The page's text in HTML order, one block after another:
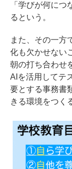
「学びが何に
るという。
また、その一方
化も欠かせない
朝の打ち合わせ
AIを活用してテ
要とする事務書
きる環境をつく